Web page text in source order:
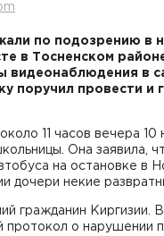
по подозрению в
в Тосненском
видеонаблюдения в
поручил провести и
11 часов вечера
Она заявила,
на остановке в
дочери некие
гражданин Киргизии.
протокол о нарушении